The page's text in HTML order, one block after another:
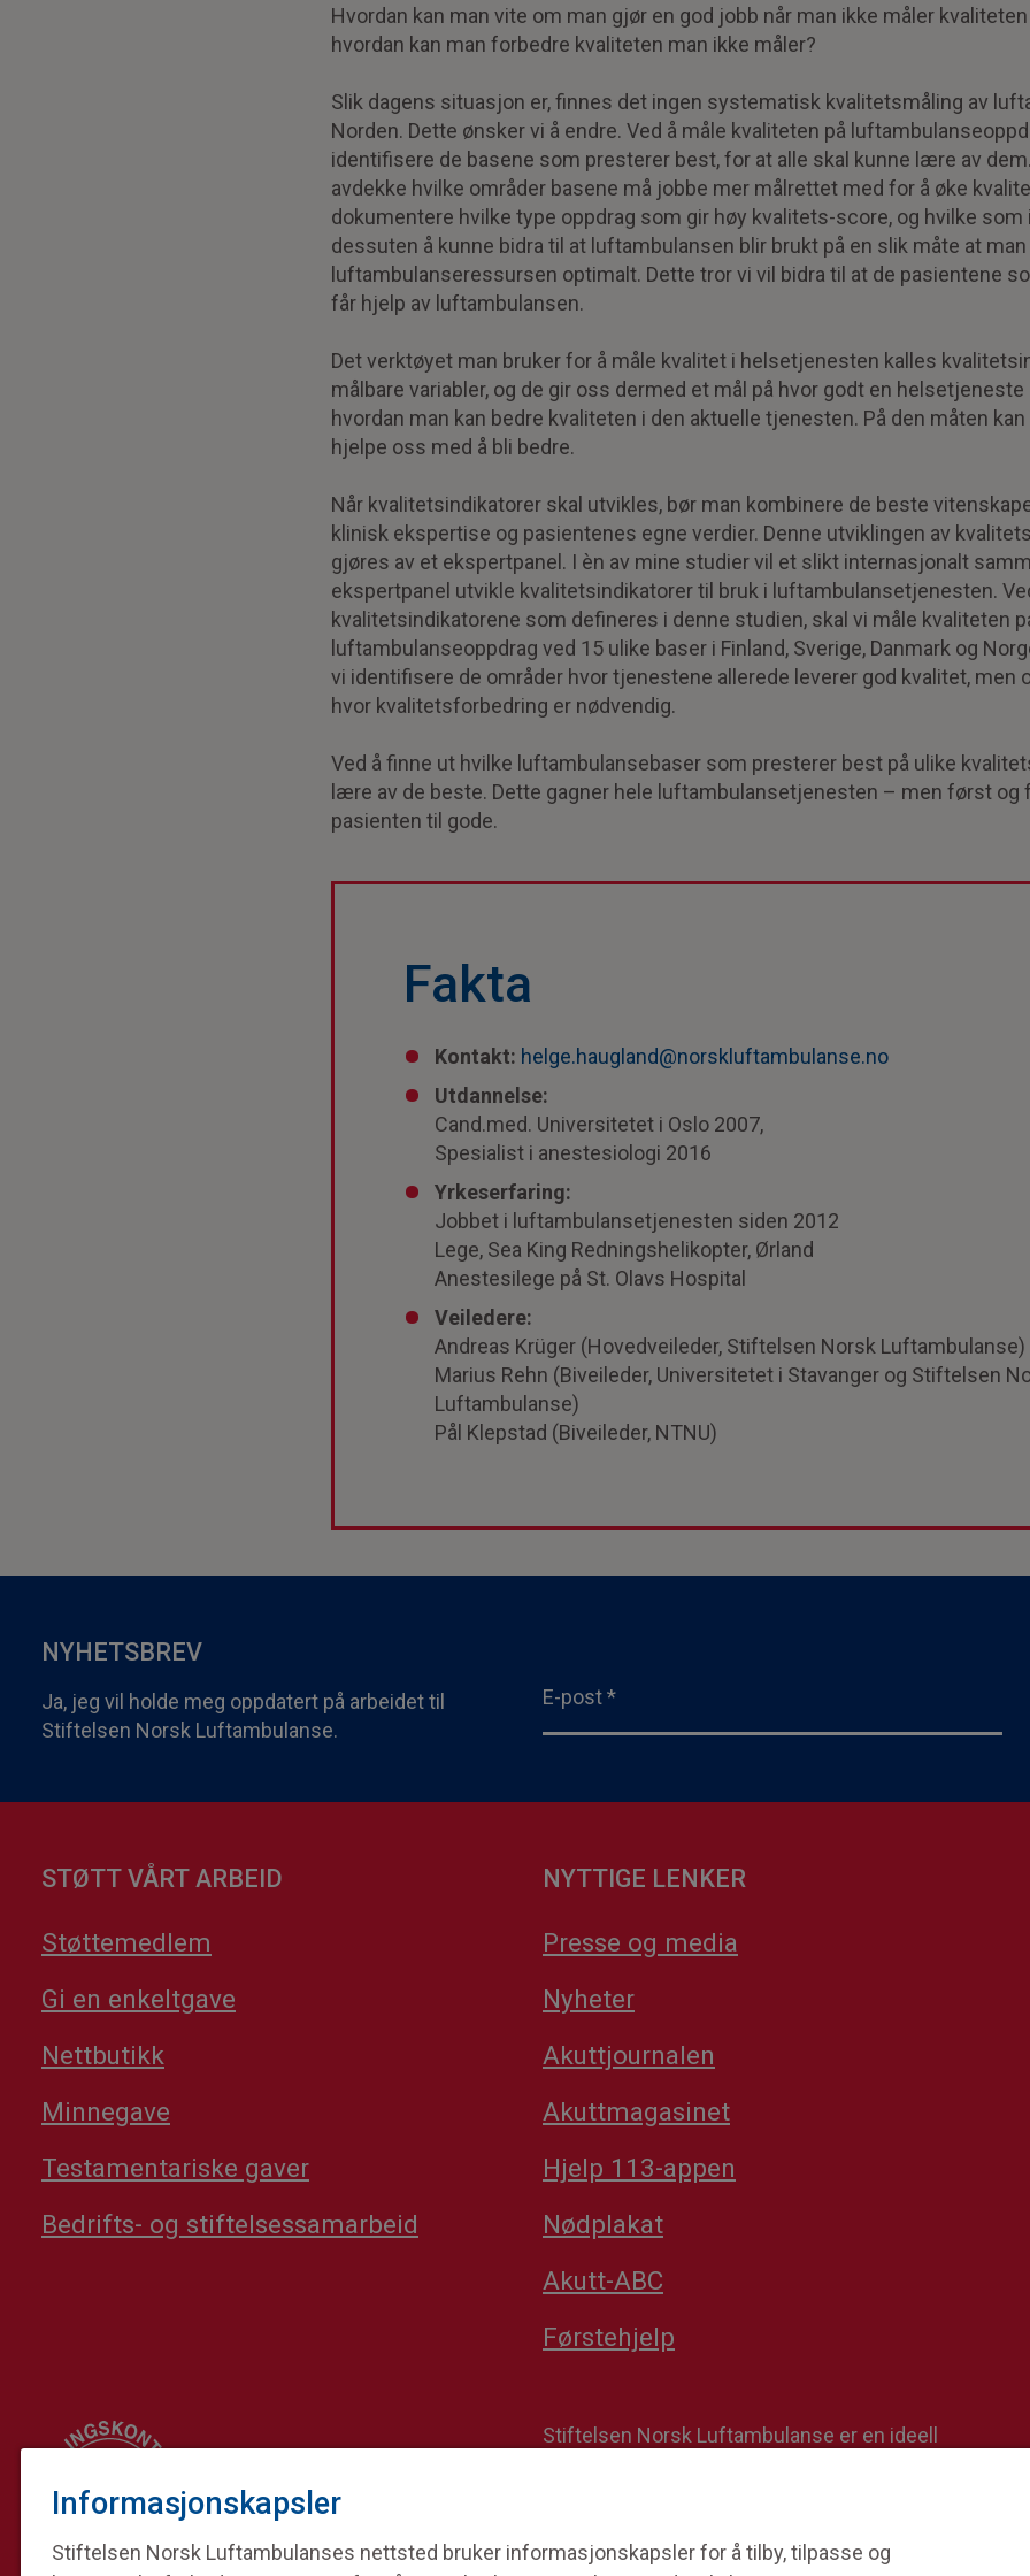
Informasjonskapsler
Stiftelsen Norsk Luftambulanses nettsted bruker informasjonskapsler for å tilby, tilpasse og
Hvordan kan man vite om man gjør en god jobb når man ikke måler
hvordan kan man forbedre kvaliteten man ikke måler?
Slik dagens situasjon er, finnes det ingen systematisk kvalitetsmåling av
Norden. Dette ønsker vi å endre. Ved å måle kvaliteten på
identifisere de basene som presterer best, for at alle skal kunne lære av
avdekke hvilke områder basene må jobbe mer målrettet med for å øke
dokumentere hvilke type oppdrag som gir høy kvalitets-score, og hvilke som
dessuten å kunne bidra til at luftambulansen blir brukt på en slik måte at
luftambulanseressursen optimalt. Dette tror vi vil bidra til at de pasientene
får hjelp av luftambulansen.
Det verktøyet man bruker for å måle kvalitet i helsetjenesten kalles
målbare variabler, og de gir oss dermed et mål på hvor godt en
hvordan man kan bedre kvaliteten i den aktuelle tjenesten. På den måten
hjelpe oss med å bli bedre.
Når kvalitetsindikatorer skal utvikles, bør man kombinere de beste
klinisk ekspertise og pasientenes egne verdier. Denne utviklingen av
gjøres av et ekspertpanel. I èn av mine studier vil et slikt internasjonalt
ekspertpanel utvikle kvalitetsindikatorer til bruk i luftambulansetjenesten.
kvalitetsindikatorene som defineres i denne studien, skal vi måle kvaliteten
luftambulanseoppdrag ved 15 ulike baser i Finland, Sverige, Danmark og
vi identifisere de områder hvor tjenestene allerede leverer god kvalitet, men
hvor kvalitetsforbedring er nødvendig.
Ved å finne ut hvilke luftambulansebaser som presterer best på ulike
lære av de beste. Dette gagner hele luftambulansetjenesten – men først
pasienten til gode.
Fakta
Kontakt: helge.haugland@norskluftambulanse.no
Utdannelse:
Cand.med. Universitetet i Oslo 2007,
Spesialist i anestesiologi 2016
Yrkeserfaring:
Jobbet i luftambulansetjenesten siden 2012
Lege, Sea King Redningshelikopter, Ørland
Anestesilege på St. Olavs Hospital
Veiledere:
Andreas Krüger (Hovedveileder, Stiftelsen Norsk Luftambulanse)
Marius Rehn (Biveileder, Universitetet i Stavanger og Stiftelsen
Luftambulanse)
Pål Klepstad (Biveileder, NTNU)
NYHETSBREV
Ja, jeg vil holde meg oppdatert på arbeidet til
Stiftelsen Norsk Luftambulanse.
E-post*
STØTT VÅRT ARBEID
Støttemedlem
Gi en enkeltgave
Nettbutikk
Minnegave
Testamentariske gaver
Bedrifts- og stiftelsessamarbeid
NYTTIGE LENKER
Presse og media
Nyheter
Akuttjournalen
Akuttmagasinet
Hjelp 113-appen
Nødplakat
Akutt-ABC
Førstehjelp
Stiftelsen Norsk Luftambulanse er en ideell
operatør på alle Norges tretten